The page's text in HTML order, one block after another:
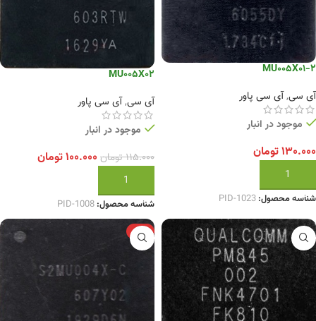
MU005X01-2
آی سی,آی سی پاور
موجود در انبار
۱۳۰.۰۰۰تومان
افزودن به سبد خرید
شناسه محصول: PID-1023
MU005X02
آی سی,آی سی پاور
موجود در انبار
۱۱۵.۰۰۰تومان ۱۰۰.۰۰۰تومان
افزودن به سبد خرید
شناسه محصول: PID-1008
-7%